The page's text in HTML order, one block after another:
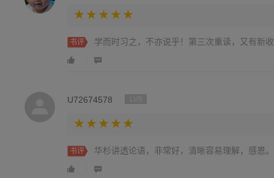
书评 学而时习之，不亦说乎！第三次重读，又有新
U72674578
书评 华杉讲透论语，非常好，清晰容易理解，感恩。